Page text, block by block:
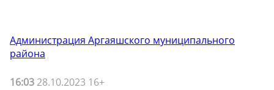
Администрация Аргаяшского муниципального
района
16:03 28.10.2023 16+